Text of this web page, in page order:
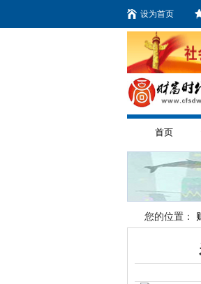
设为首页
首页
您的位置：